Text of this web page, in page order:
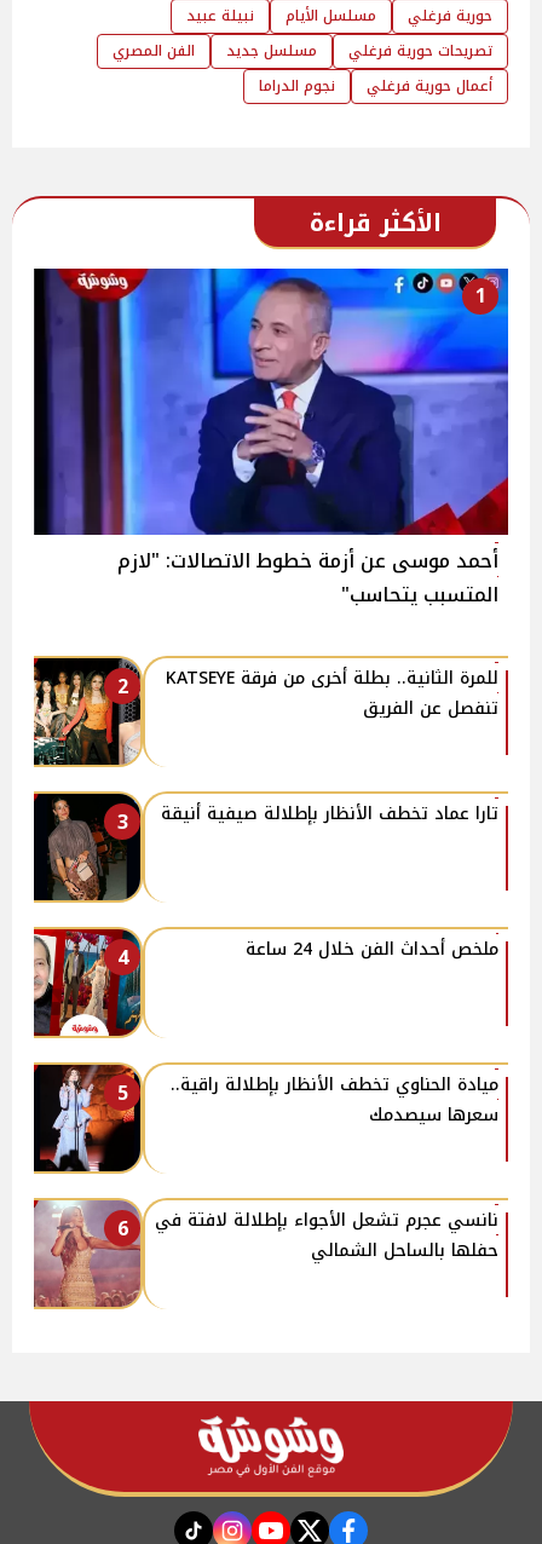
حورية فرغلي مسلسل الأيام
نبيلة عبيد
تصريحات حورية فرغلي
مسلسل جديد
الفن المصري
أعمال حورية فرغلي
نجوم الدراما
الأكثر قراءة
1
أحمد موسى عن أزمة خطوط الاتصالات: "لازم
المتسبب يتحاسب"
2
للمرة الثانية.. بطلة أخرى من فرقة KATSEYE
تنفصل عن الفريق
3 تارا عماد تخطف الأنظار بإطلالة صيفية أنيقة
4 ملخص أحداث الفن خلال 24 ساعة
5
ميادة الحناوي تخطف الأنظار بإطلالة راقية..
سعرها سيصدمك
6
نانسي عجرم تشعل الأجواء بإطلالة لافتة في
حفلها بالساحل الشمالي